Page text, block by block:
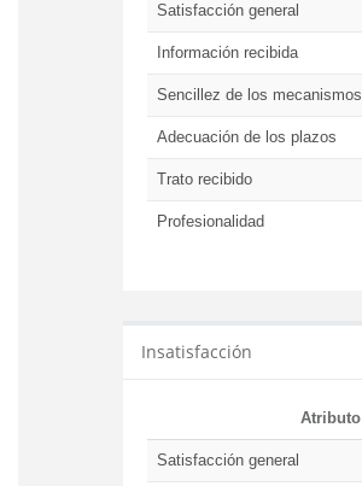
Satisfacción general
Información recibida
Sencillez de los mecanismos
Adecuación de los plazos
Trato recibido
Profesionalidad
Insatisfacción
Atributo
Satisfacción general